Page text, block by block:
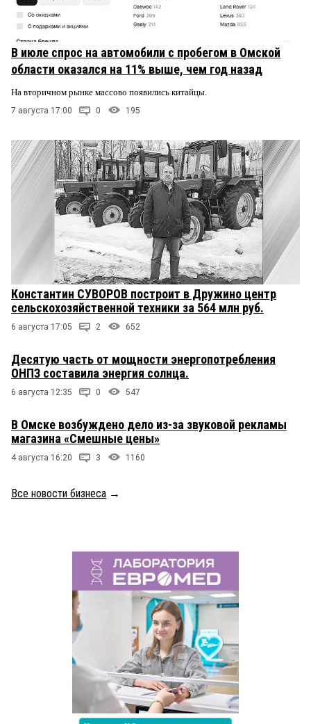
В июле спрос на автомобили с пробегом в Омской
области оказался на 11% выше, чем год назад
На вторичном рынке массово появились китайцы.
7 августа 17:00 0 195
Константин СУВОРОВ построит в Дружино центр
сельскохозяйственной техники за 564 млн руб.
6 августа 17:05 2 652
Десятую часть от мощности энергопотребления
ОНПЗ составила энергия солнца.
6 августа 12:35 0 547
В Омске возбуждено дело из-за звуковой рекламы
магазина «Смешные цены»
4 августа 16:20 3 1160
Все новости бизнеса →